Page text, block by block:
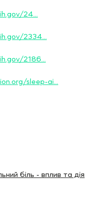
24...
2334...
2186...
sleep-ai...
біль - вплив та дія